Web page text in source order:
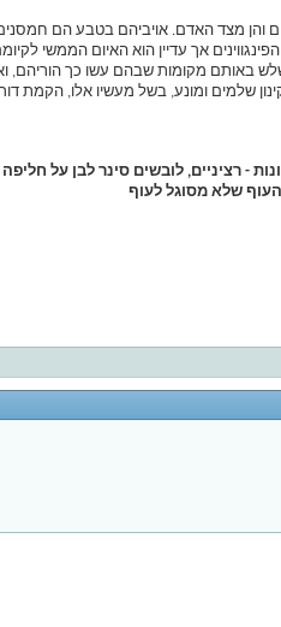
והן מצד האדם. אויביהם בטבע הם
הפינגווינים אך עדיין הוא האיום
באותם מקומות שבהם עשו כך
שלמים ומונע, בשל מעשיו אלו, הקמת
- רציניים, לובשים סינר לבן על
שלא מסוגל לעוף